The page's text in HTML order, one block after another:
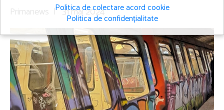
Primanews | 31 mai 2024
Politica de colectare acord cookie
Politica de confidențialitate